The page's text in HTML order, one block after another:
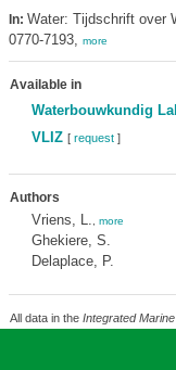
In: Water: Tijdschrift over
0770-7193, more
Available in
Waterbouwkundig
VLIZ [ request]
Authors
Vriens, L. more
Ghekiere, S.
Delaplace, P.
All data in the Integrated